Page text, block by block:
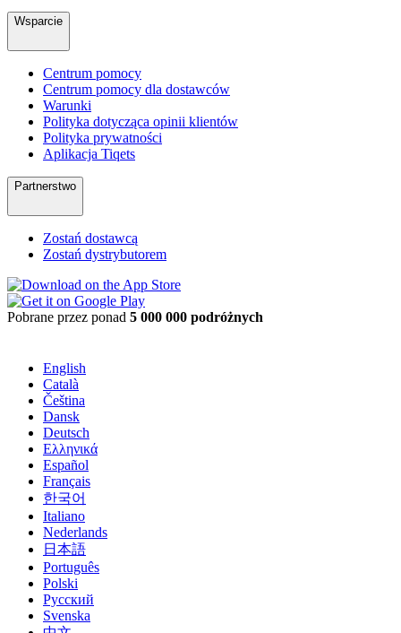
Wsparcie
Centrum pomocy
Centrum pomocy dla dostawców
Warunki
Polityka dotycząca opinii klientów
Polityka prywatności
Aplikacja Tiqets
Partnerstwo
Zostań dostawcą
Zostań dystrybutorem
Pobrane przez ponad 5 000 000 podróżnych
English
Català
Čeština
Dansk
Deutsch
Ελληνικά
Español
Français
한국어
Italiano
Nederlands
日本語
Português
Polski
Русский
Svenska